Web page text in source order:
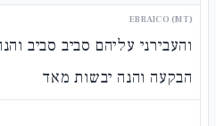
EBRAICO (MT)
והעבירני עליהם סביב סביב
הבקעה והנה יבשות מאד